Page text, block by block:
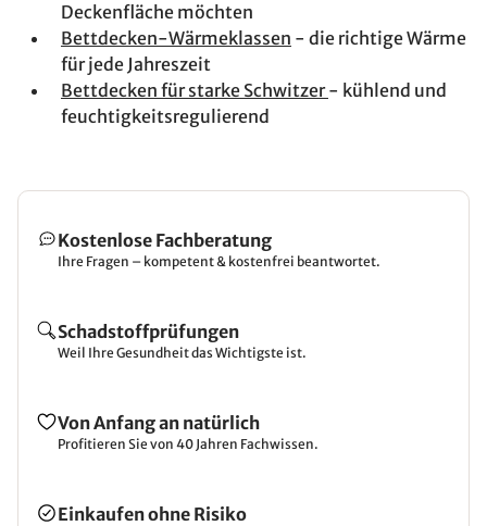
Deckenfläche möchten
Bettdecken-Wärmeklassen - die richtige Wärme
für jede Jahreszeit
Bettdecken für starke Schwitzer- kühlend und
feuchtigkeitsregulierend
Kostenlose Fachberatung
Ihre Fragen – kompetent & kostenfrei beantwortet.
Schadstoffprüfungen
Weil Ihre Gesundheit das Wichtigste ist.
Von Anfang an natürlich
Profitieren Sie von 40 Jahren Fachwissen.
Einkaufen ohne Risiko